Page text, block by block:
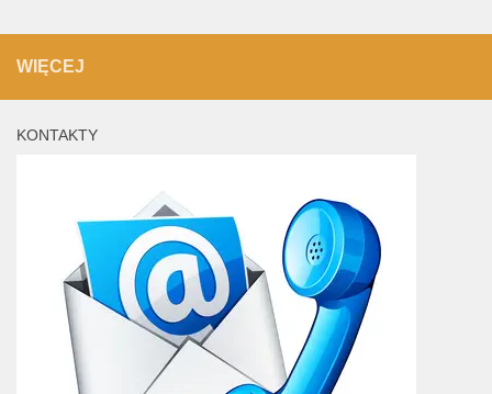
WIĘCEJ
KONTAKTY